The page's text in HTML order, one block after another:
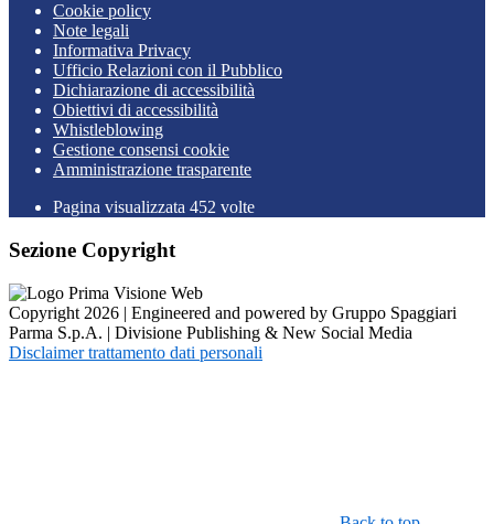
Cookie policy
Note legali
Informativa Privacy
Ufficio Relazioni con il Pubblico
Dichiarazione di accessibilità
Obiettivi di accessibilità
Whistleblowing
Gestione consensi cookie
Amministrazione trasparente
Pagina visualizzata 452 volte
Sezione Copyright
Copyright 2026 | Engineered and powered by Gruppo Spaggiari
Parma S.p.A. | Divisione Publishing & New Social Media
Disclaimer trattamento dati personali